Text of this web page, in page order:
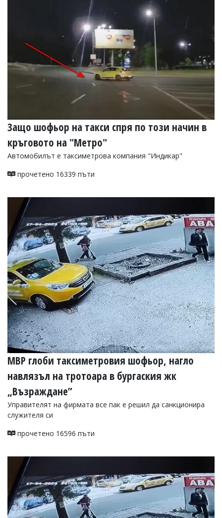
Защо шофьор на такси спря по този начин в
кръговото на "Метро"
Автомобилът е таксиметрова компания "Индикар"
прочетено 16339 пъти
МВР глоби таксиметровия шофьор, нагло
навлязъл на тротоара в бургаския жк
„Възраждане”
Управителят на фирмата все пак е решил да санкционира
служителя си
прочетено 16596 пъти